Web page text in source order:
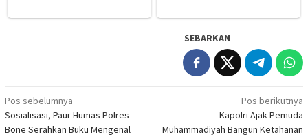
SEBARKAN
Navigasi
pos
Pos sebelumnya
Sosialisasi, Paur Humas Polres
Bone Serahkan Buku Mengenal
Pos berikutnya
Kapolri Ajak Pemuda
Muhammadiyah Bangun Ketahanan